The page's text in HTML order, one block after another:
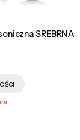
SREBRNA